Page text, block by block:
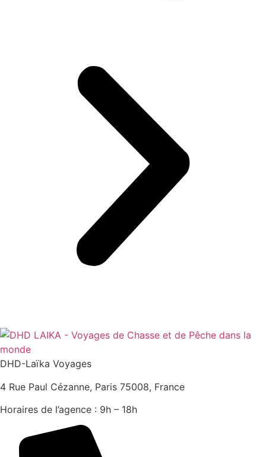
DHD-Laïka Voyages
4 Rue Paul Cézanne, Paris 75008, France
Horaires de l’agence : 9h – 18h